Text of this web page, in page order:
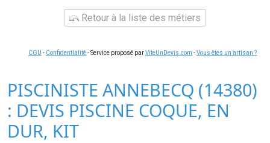
Retour à la liste des métiers
CGU - Confidentialité- Service proposé parViteUnDevis.com -Vous êtes un artisan ?
PISCINISTE ANNEBECQ (14380)
: DEVIS PISCINE COQUE, EN
DUR, KIT